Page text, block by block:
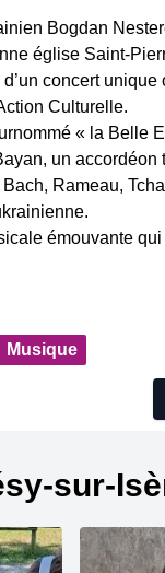
Bogdan
église Saint-
concert unique
Culturelle.
« la Belle
un accordéon
Rameau,
émouvante
Musique
sur-